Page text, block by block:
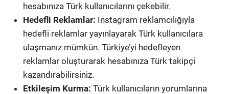
hesabınıza Türk kullanıcılarını çekebilir.
Hedefli Reklamlar: Instagram reklamcılığıyla
hedefli reklamlar yayınlayarak Türk kullanıcılara
ulaşmanız mümkün. Türkiye’yi hedefleyen
reklamlar oluşturarak hesabınıza Türk takipçi
kazandırabilirsiniz.
Etkileşim Kurma: Türk kullanıcıların yorumlarına